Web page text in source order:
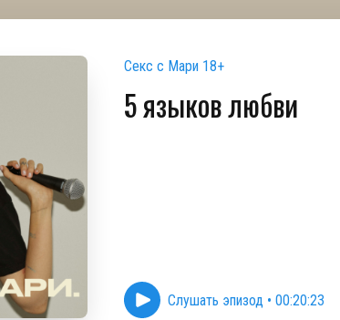
Секс с Мари 18+
5 языков любви
Слушать эпизод • 00:20:23